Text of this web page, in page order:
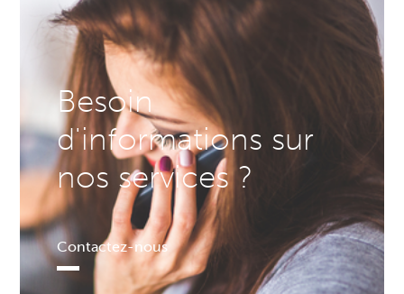
Besoin
d'informations sur
nos services ?
Contactez-nous